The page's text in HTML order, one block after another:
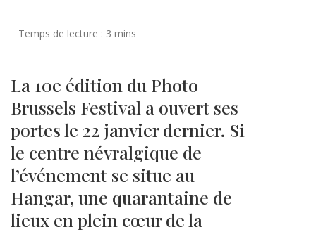
La 10e édition du Photo
Brussels Festival a ouvert ses
portes le 22 janvier dernier. Si
le centre névralgique de
l’événement se situe au
Hangar, une quarantaine de
lieux en plein cœur de la